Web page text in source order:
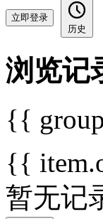
立即登录
历史
浏览记
{{
{{
暂无记